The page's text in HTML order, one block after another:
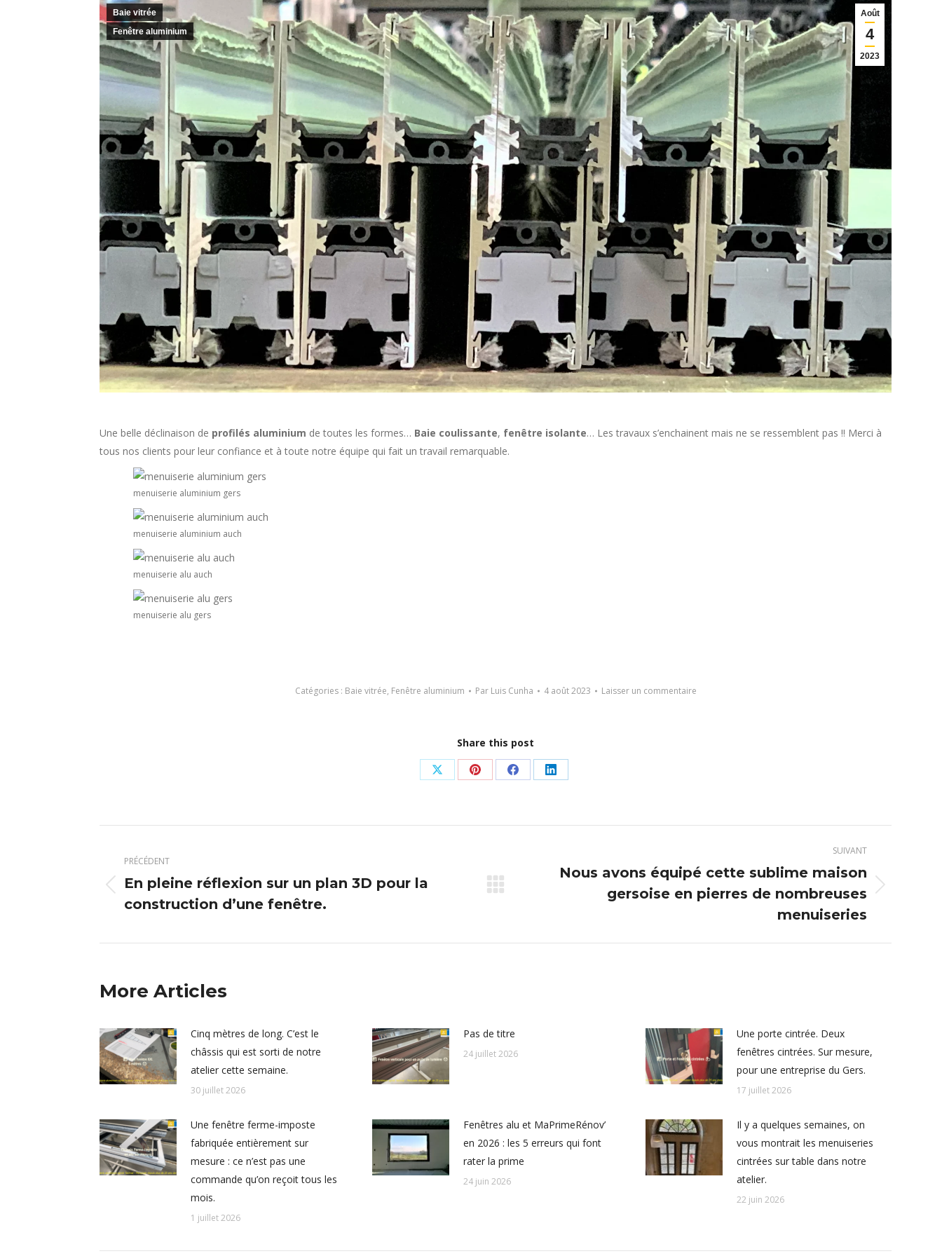
Août
4
2023
Baie vitrée
Fenêtre aluminium
Une belle déclinaison de profilés aluminium de toutes les formes… Baie coulissante, fenêtre isolante… Les travaux s’enchainent mais ne se ressemblent pas !! Merci à
tous nos clients pour leur confiance et à toute notre équipe qui fait un travail remarquable.
menuiserie aluminium gers
menuiserie aluminium auch
menuiserie alu auch
menuiserie alu gers
Catégories : Baie vitrée, Fenêtre aluminium Par Luis Cunha 4 août 2023 Laisser un commentaire
Share this post
Partager
X
Partager
Pinterest
Partager
Facebook
Partager
LinkedIn
article
PRÉCÉDENT
Article
précédent
En pleine réflexion sur un plan 3D pour la
construction d’une fenêtre.
SUIVANT
Nous avons équipé cette sublime maison
gersoise en pierres de nombreuses
menuiseries
More Articles
Cinq mètres de long. C’est le
châssis qui est sorti de notre
atelier cette semaine.
30 juillet 2026
Pas de titre
24 juillet 2026
Une porte cintrée. Deux
fenêtres cintrées. Sur mesure,
pour une entreprise du Gers.
17 juillet 2026
Une fenêtre ferme-imposte
fabriquée entièrement sur
mesure : ce n’est pas une
commande qu’on reçoit tous les
mois.
1 juillet 2026
Fenêtres alu et MaPrimeRénov’
en 2026 : les 5 erreurs qui font
rater la prime
24 juin 2026
Il y a quelques semaines, on
vous montrait les menuiseries
cintrées sur table dans notre
atelier.
22 juin 2026